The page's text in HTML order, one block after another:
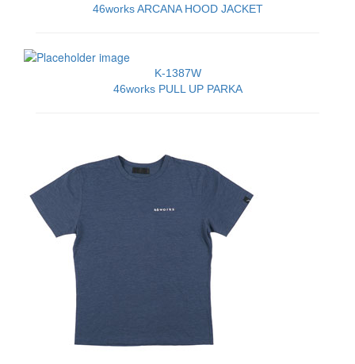
46works ARCANA HOOD JACKET
K-1387W
46works PULL UP PARKA